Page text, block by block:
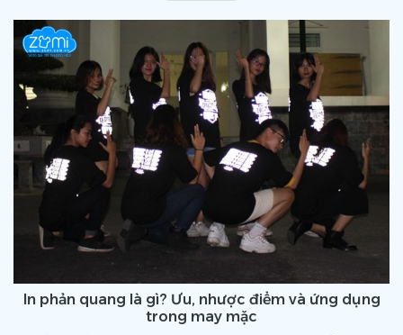
In phản quang là gì? Ưu, nhược điểm và ứng dụng
trong may mặc